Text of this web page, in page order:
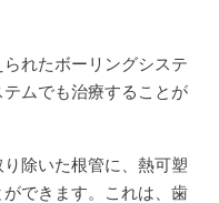
れたボーリングシステ
ムでも治療することが
除いた根管に、熱可塑
できます。これは、歯